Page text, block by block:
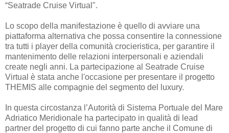
“Seatrade Cruise Virtual".
Lo scopo della manifestazione è quello di avviare una
piattaforma alternativa che possa consentire la connessione
tra tutti i player della comunità crocieristica, per garantire il
mantenimento delle relazioni interpersonali e aziendali
create negli anni. La partecipazione al Seatrade Cruise
Virtual è stata anche l'occasione per presentare il progetto
THEMIS alle compagnie del segmento del luxury.
In questa circostanza l’Autorità di Sistema Portuale del Mare
Adriatico Meridionale ha partecipato in qualità di lead
partner del progetto di cui fanno parte anche il Comune di